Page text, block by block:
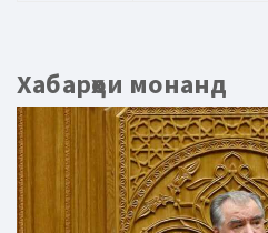
Хабарҳои монанд